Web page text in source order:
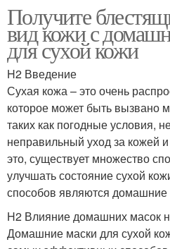
Получите
вид кожи с
для сухой кожи
H2 Введение
Сухая кожа – это очень
которое может быть вызвано
таких как погодные условия,
неправильный уход за кожей
это, существует множество
улучшать состояние сухой
способов являются домашние
H2 Влияние домашних масок
Домашние маски для сухой